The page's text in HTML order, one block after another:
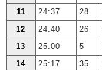
11
24:37 28
12
24:40 26
13
25:00 5
14
25:17 35